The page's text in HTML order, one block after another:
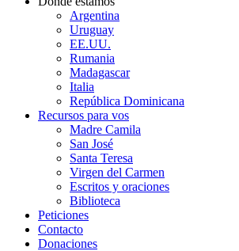
Argentina
Uruguay
EE.UU.
Rumania
Madagascar
Italia
República Dominicana
Recursos para vos
Madre Camila
San José
Santa Teresa
Virgen del Carmen
Escritos y oraciones
Biblioteca
Peticiones
Contacto
Donaciones